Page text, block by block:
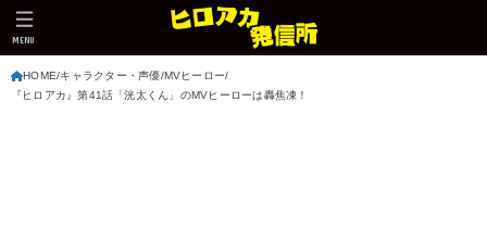
MENU
HOME キャラクター・声優 MVヒーロー
『ヒロアカ』第41話「洸太くん」のMVヒーローは轟焦凍！